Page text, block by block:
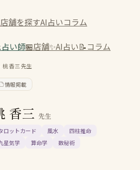
店舗を探すAI占いコラム
占い師🏪店舗✨AI占い📝コラム
桃 香三先生
情報掲載
香三 先生
ロットカード 風水
四柱推命
星気学
算命学 数秘術